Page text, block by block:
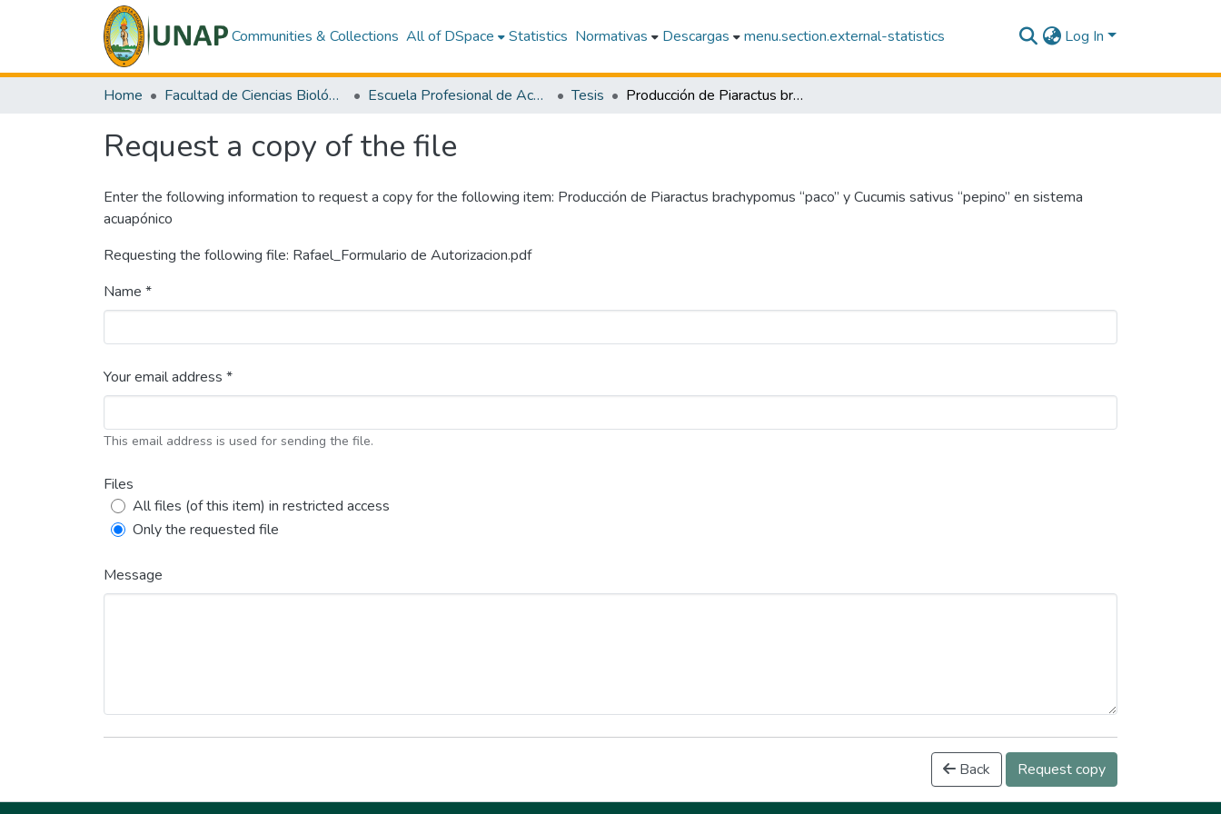
Communities & Collections All of DSpace Statistics Normativas Descargas menu.section.external-statistics Log In
Home Facultad de Ciencias Biológicas Escuela Profesional de Acuicultura Tesis Producción de Piaractus brachypomus “paco” y Cucumis sativus “pepino” en sistema acuapónico
Request a copy of the file
Enter the following information to request a copy for the following item: Producción de Piaractus brachypomus “paco” y Cucumis sativus “pepino” en sistema
acuapónico
Requesting the following file: Rafael_Formulario de Autorizacion.pdf
Name *
Your email address *
This email address is used for sending the file.
Files
All files (of this item) in restricted access
Only the requested file
Message
Back Request copy